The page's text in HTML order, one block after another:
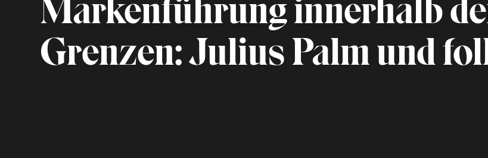
Markenführung innerhalb
Grenzen: Julius Palm und